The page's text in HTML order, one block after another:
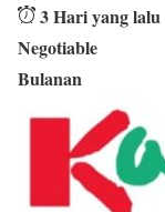
3 Hari yang lalu
Negotiable
Bulanan